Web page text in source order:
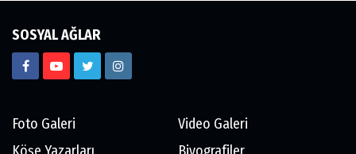
SOSYAL AĞLAR
Foto Galeri
Video Galeri